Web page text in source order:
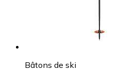
Bâtons de ski